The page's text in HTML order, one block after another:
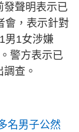
發聲明表示已
會，表示針對
男1女涉嫌
警方表示已
查。
名男子公然